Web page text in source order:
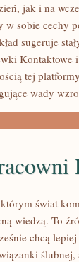
jak i na
w sobie cechy
sugeruje
Kontaktowe
tej
wady
świat
wiedzą. To
chcą